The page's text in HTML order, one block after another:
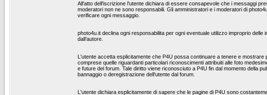
All'atto dell'iscrizione l'utente dichiara di essere consapevole che i messaggi
moderatori non ne sono responsabili. Gli amministratori e i moderatori di
verificare ogni messaggio.
photo4u.it declina ogni responsabilita per ogni eventuale utilizzo improprio
dall’autore.
L'utente accetta esplicitamente che P4U possa continuare a tenere e
comprese quelle riguardanti particolari riconoscimenti attribuiti alle foto
e future del forum. Tale diritto viene riconosciuto a P4U fin dal momento della
bannaggio o deregistrazione dell'utente dal forum.
L'utente dichiara esplicitamente di sapere che le pagine di P4U sono